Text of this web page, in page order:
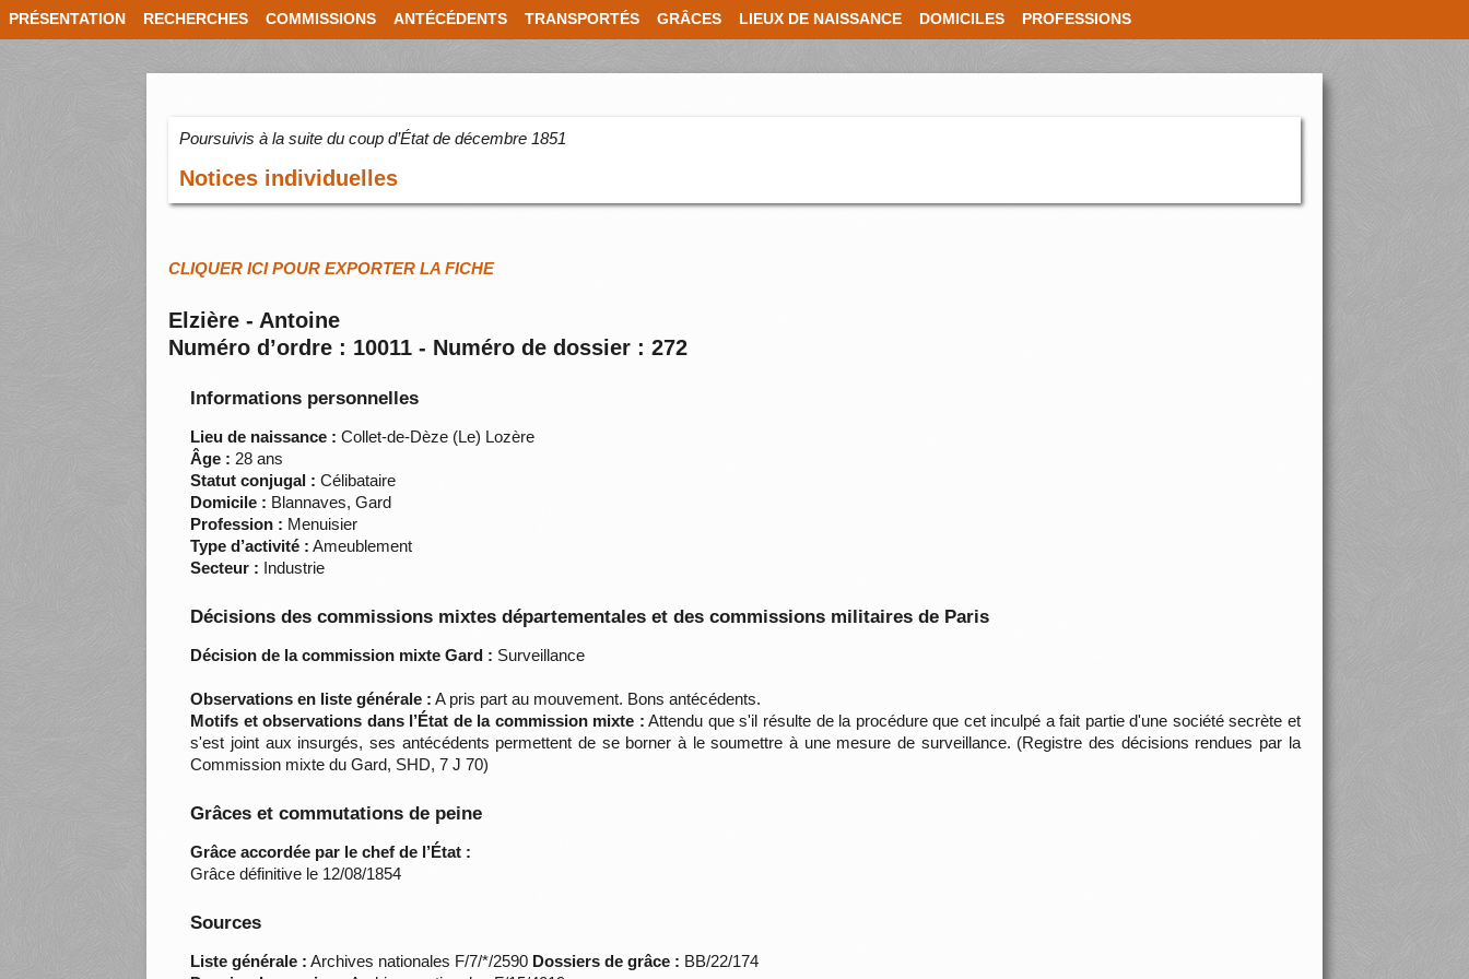
PRÉSENTATION RECHERCHES COMMISSIONS ANTÉCÉDENTS TRANSPORTÉS GRÂCES LIEUX DE NAISSANCE DOMICILES PROFESSIONS
Poursuivis à la suite du coup d’État de décembre 1851
Notices individuelles
CLIQUER ICI POUR EXPORTER LA FICHE
Elzière - Antoine
Numéro d’ordre : 10011 - Numéro de dossier : 272
Informations personnelles
Lieu de naissance : Collet-de-Dèze (Le) Lozère
Âge : 28 ans
Statut conjugal : Célibataire
Domicile : Blannaves, Gard
Profession : Menuisier
Type d’activité : Ameublement
Secteur : Industrie
Décisions des commissions mixtes départementales et des commissions militaires de Paris
Décision de la commission mixte Gard : Surveillance
Observations en liste générale : A pris part au mouvement. Bons antécédents.
Motifs et observations dans l’État de la commission mixte : Attendu que s'il résulte de la procédure que cet inculpé a fait partie d'une société secrète et
s'est joint aux insurgés, ses antécédents permettent de se borner à le soumettre à une mesure de surveillance. (Registre des décisions rendues par la
Commission mixte du Gard, SHD, 7 J 70)
Grâces et commutations de peine
Grâce accordée par le chef de l’État :
Grâce définitive le 12/08/1854
Sources
Liste générale : Archives nationales F/7/*/2590 Dossiers de grâce : BB/22/174